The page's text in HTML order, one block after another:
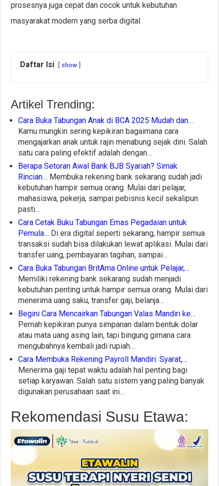
prosesnya juga cepat dan cocok untuk kebutuhan
masyarakat modern yang serba digital.
Daftar Isi show
Artikel Trending:
Cara Buka Tabungan Anak di BCA 2025 Mudah dan…
Kamu mungkin sering kepikiran bagaimana cara
mengajarkan anak untuk rajin menabung sejak dini. Salah
satu cara paling efektif adalah dengan…
Berapa Setoran Awal Bank BJB Syariah? Simak
Rincian… Membuka rekening bank sekarang sudah jadi
kebutuhan hampir semua orang. Mulai dari pelajar,
mahasiswa, pekerja, sampai pebisnis kecil sekalipun
pasti…
Cara Cetak Buku Tabungan Emas Pegadaian untuk
Pemula… Di era digital seperti sekarang, hampir semua
transaksi sudah bisa dilakukan lewat aplikasi. Mulai dari
transfer uang, pembayaran tagihan, sampai…
Cara Buka Tabungan BritAma Online untuk Pelajar,…
Memiliki rekening bank sekarang sudah menjadi
kebutuhan penting untuk hampir semua orang. Mulai dari
menerima uang saku, transfer gaji, belanja…
Begini Cara Mencairkan Tabungan Valas Mandiri ke…
Pernah kepikiran punya simpanan dalam bentuk dolar
atau mata uang asing lain, tapi bingung gimana cara
mengubahnya kembali jadi rupiah…
Cara Membuka Rekening Payroll Mandiri: Syarat,…
Menerima gaji tepat waktu adalah hal penting bagi
setiap karyawan. Salah satu sistem yang paling banyak
digunakan perusahaan saat ini…
Rekomendasi Susu Etawa: